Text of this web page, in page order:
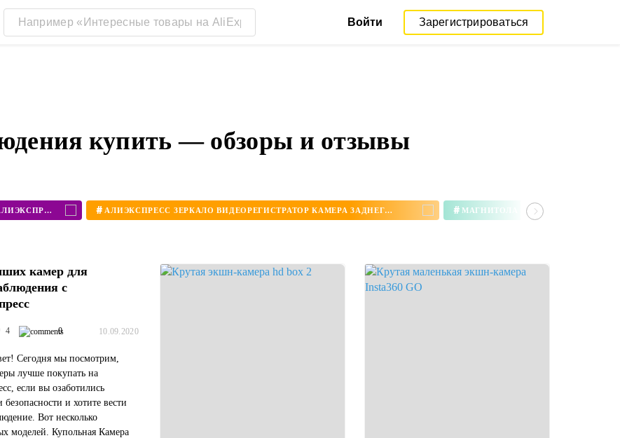
Войти Зарегистрироваться
купить — обзоры и отзывы
ЭКШН КАМЕРА АЛИЭКСПРЕСС # АЛИЭКСПРЕСС ЗЕРКАЛО ВИДЕОРЕГИСТРАТОР КАМЕРА ЗАДНЕГО ВИДА #
камер для
с
4 0 10.09.2020
Сегодня мы посмотрим,
лучше покупать на
если вы озаботились
безопасности и хотите вести
Вот несколько
моделей. Купольная Камера